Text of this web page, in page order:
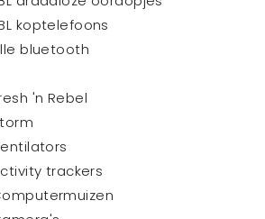
koptelefoons
bluetooth
'n Rebel
trackers